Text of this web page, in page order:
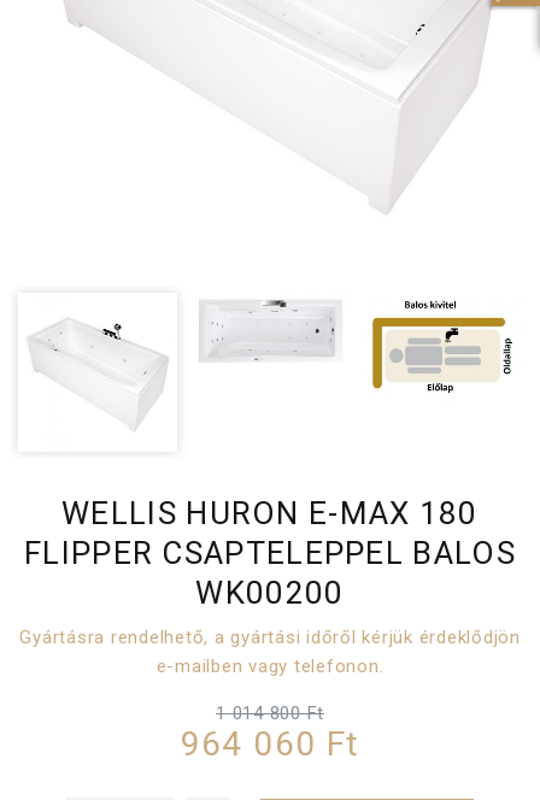
WELLIS HURON E-MAX 180
FLIPPER CSAPTELEPPEL BALOS
WK00200
Gyártásra rendelhető, a gyártási időről kérjük érdeklődjön
e-mailben vagy telefonon.
1 014 800 Ft
964 060 Ft